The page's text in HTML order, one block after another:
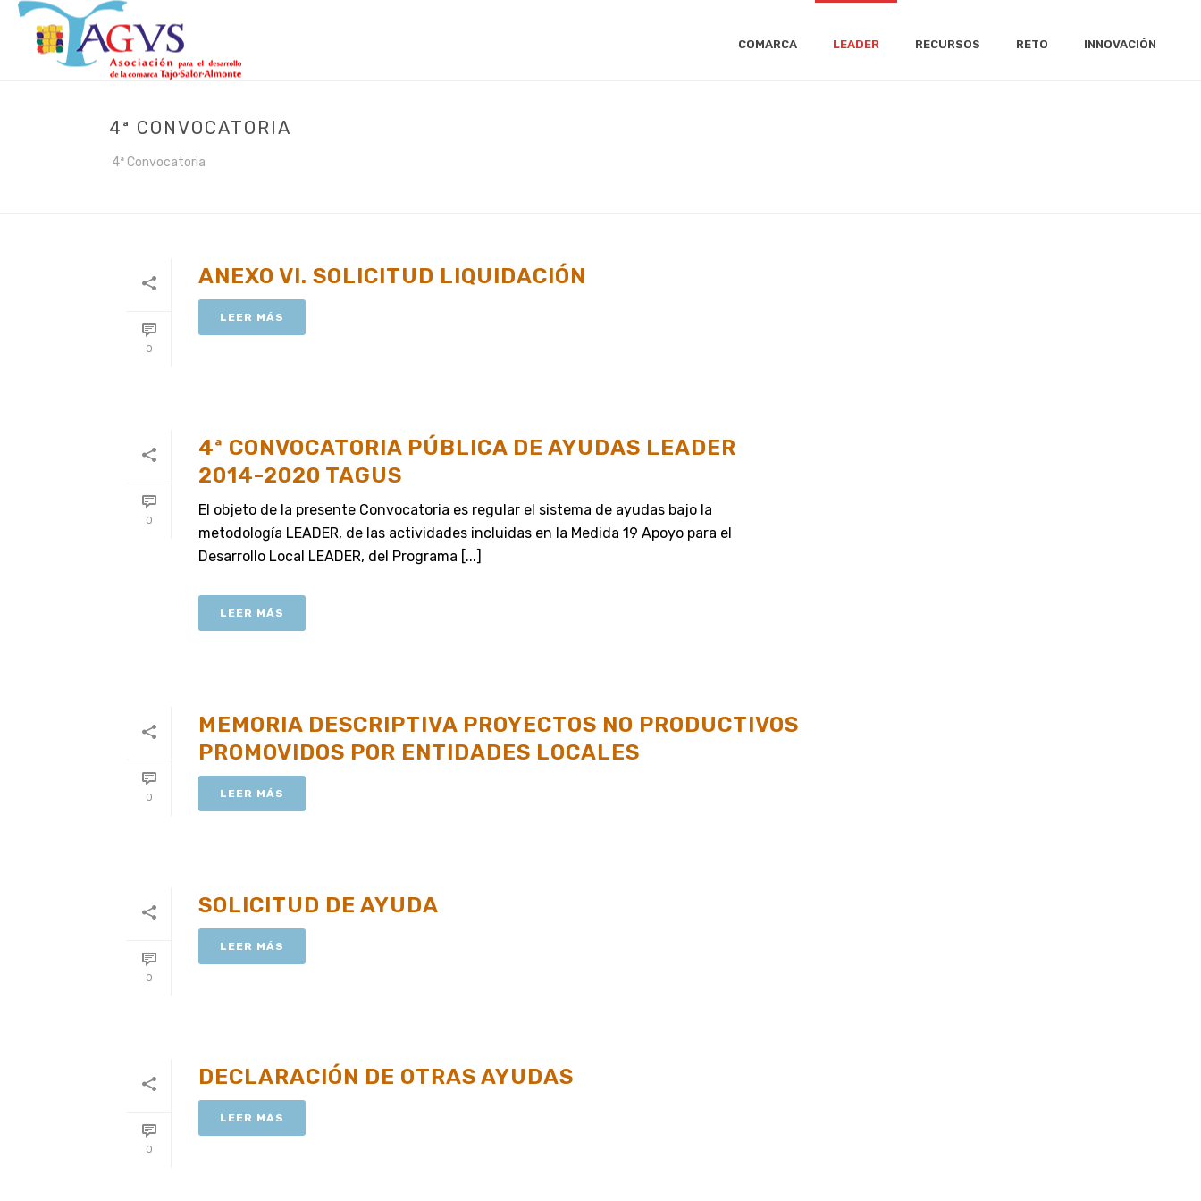
COMARCA LEADER RECURSOS RETO INNOVACIÓN
4ª CONVOCATORIA
4ª Convocatoria
0
ANEXO VI. SOLICITUD LIQUIDACIÓN
LEER MÁS
0
4ª CONVOCATORIA PÚBLICA DE AYUDAS LEADER
2014-2020 TAGUS
El objeto de la presente Convocatoria es regular el sistema de ayudas bajo la
metodología LEADER, de las actividades incluidas en la Medida 19 Apoyo para el
Desarrollo Local LEADER, del Programa [...]
LEER MÁS
0
MEMORIA DESCRIPTIVA PROYECTOS NO PRODUCTIVOS
PROMOVIDOS POR ENTIDADES LOCALES
LEER MÁS
0
SOLICITUD DE AYUDA
LEER MÁS
0
DECLARACIÓN DE OTRAS AYUDAS
LEER MÁS